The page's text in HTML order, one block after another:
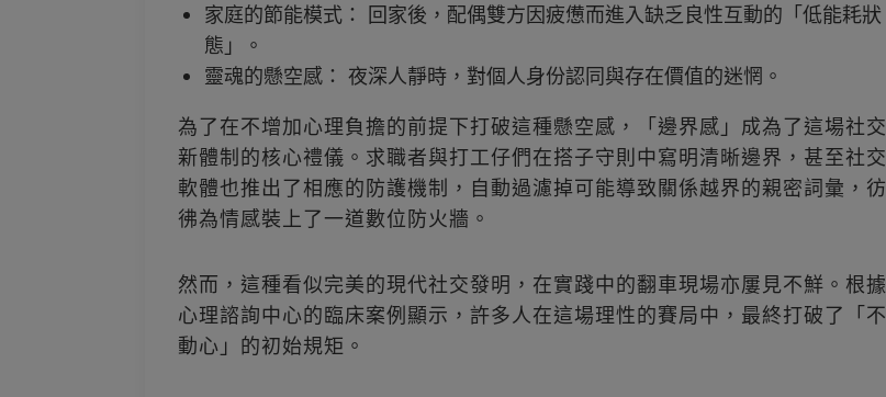
家庭的節能模式： 回家後，配偶雙方因疲憊而進入缺乏良性互動的「低能耗狀
態」。
靈魂的懸空感： 夜深人靜時，對個人身份認同與存在價值的迷惘。
為了在不增加心理負擔的前提下打破這種懸空感，「邊界感」成為了這場社交
新體制的核心禮儀。求職者與打工仔們在搭子守則中寫明清晰邊界，甚至社交
軟體也推出了相應的防護機制，自動過濾掉可能導致關係越界的親密詞彙，彷
彿為情感裝上了一道數位防火牆。
然而，這種看似完美的現代社交發明，在實踐中的翻車現場亦屢見不鮮。根據
心理諮詢中心的臨床案例顯示，許多人在這場理性的賽局中，最終打破了「不
動心」的初始規矩。